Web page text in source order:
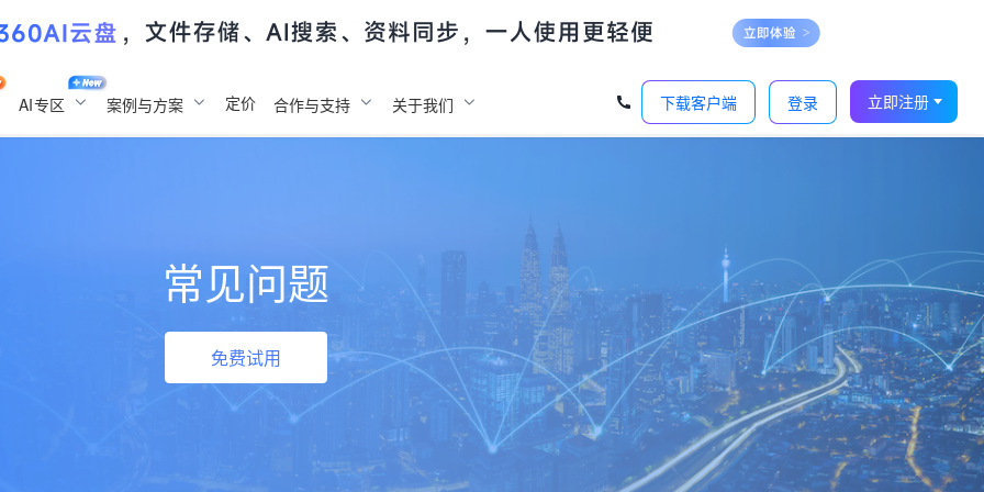
AI专区 案例与方案 定价 合作与支持 关于我们 下载客户端 登录 立即注册
常见问题
免费试用